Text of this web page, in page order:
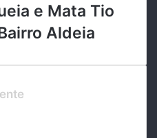
e Mata Tio
Aldeia